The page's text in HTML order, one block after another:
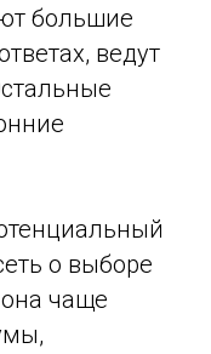
большие
ведут
о выборе
чаще